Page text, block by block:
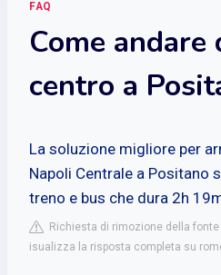
FAQ
Come andare
centro a
La soluzione migliore per
Napoli Centrale a Positano
treno e bus che dura 2h
Richiesta di rimozione della fonte
isualizza la risposta completa su